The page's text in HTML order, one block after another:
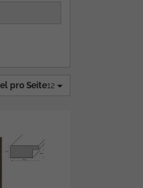
pro Seite12